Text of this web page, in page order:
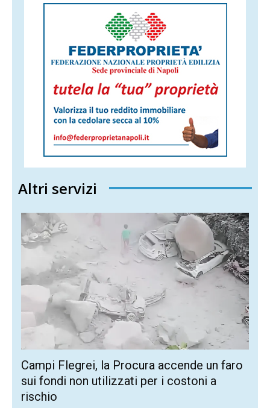
Altri servizi
Campi Flegrei, la Procura accende un faro
sui fondi non utilizzati per i costoni a
rischio